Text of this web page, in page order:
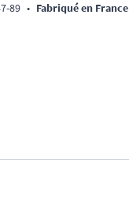
89 • Fabriqué en France